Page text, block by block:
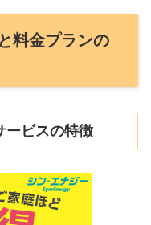
料金プランの
ービスの特徴